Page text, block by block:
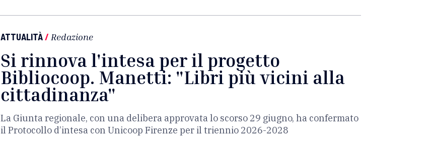
ATTUALITÀ/ Redazione
Si rinnova l'intesa per il progetto
Bibliocoop. Manetti: "Libri più vicini alla
cittadinanza"
La Giunta regionale, con una delibera approvata lo scorso 29 giugno, ha confermato
il Protocollo d’intesa con Unicoop Firenze per il triennio 2026-2028